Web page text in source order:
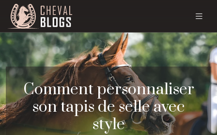
Comment personnaliser
son tapis de selle avec
style